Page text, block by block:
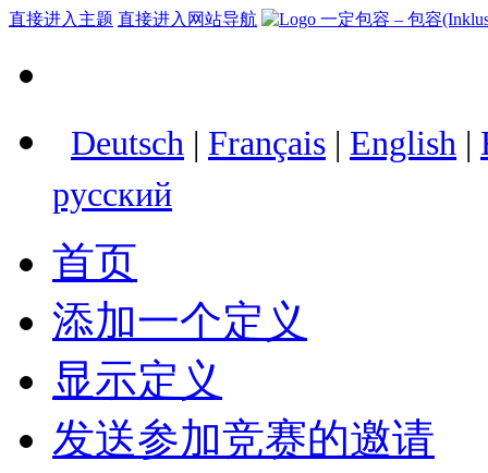
直接进入主题 直接进入网站导航
Deutsch | Français | English |
русский
首页
添加一个定义
显示定义
发送参加竞赛的邀请